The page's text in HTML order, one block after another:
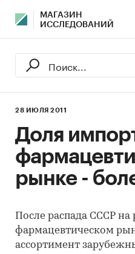
МАГАЗИН
ИССЛЕДОВАНИЙ
28 ИЮЛЯ 2011
Доля
рынке -
После распада СССР на
фармацевтическом
ассортимент